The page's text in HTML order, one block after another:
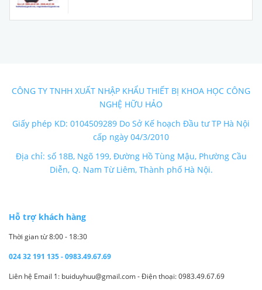
CÔNG TY TNHH XUẤT NHẬP KHẨU THIẾT BỊ KHOA HỌC CÔNG
NGHỆ HỮU HẢO
Giấy phép KD: 0104509289 Do Sở Kế hoạch Đầu tư TP Hà Nội
cấp ngày 04/3/2010
Địa chỉ: số 18B, Ngõ 199, Đường Hồ Tùng Mậu, Phường Cầu
Diễn, Q. Nam Từ Liêm, Thành phố Hà Nội.
Hỗ trợ khách hàng
Thời gian từ 8:00 - 18:30
024 32 191 135 - 0983.49.67.69
Liên hệ Email 1: buiduyhuu@gmail.com - Điện thoại: 0983.49.67.69